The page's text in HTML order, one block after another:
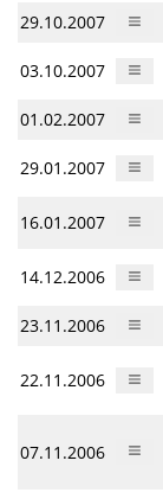
29.10.2007
03.10.2007
01.02.2007
29.01.2007
16.01.2007
14.12.2006
23.11.2006
22.11.2006
07.11.2006